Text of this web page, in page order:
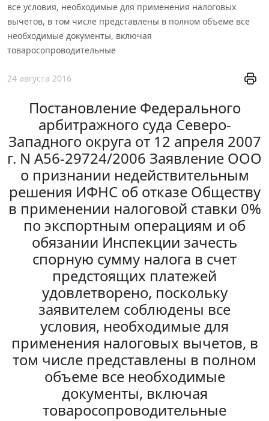
все условия, необходимые для применения налоговых
вычетов, в том числе представлены в полном объеме все
необходимые документы, включая
товаросопроводительные
24 августа 2016
Постановление Федерального
арбитражного суда Северо-
Западного округа от 12 апреля 2007
г. N А56-29724/2006 Заявление ООО
о признании недействительным
решения ИФНС об отказе Обществу
в применении налоговой ставки 0%
по экспортным операциям и об
обязании Инспекции зачесть
спорную сумму налога в счет
предстоящих платежей
удовлетворено, поскольку
заявителем соблюдены все
условия, необходимые для
применения налоговых вычетов, в
том числе представлены в полном
объеме все необходимые
документы, включая
товаросопроводительные